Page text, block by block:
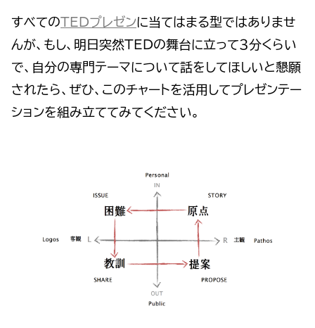
すべてのTEDプレゼンに当てはまる型ではありませ
んが、もし、明日突然TEDの舞台に立って３分くらい
で、自分の専門テーマについて話をしてほしいと懇願
されたら、ぜひ、このチャートを活用してプレゼンテー
ションを組み立ててみてください。